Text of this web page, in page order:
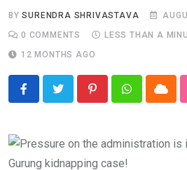
BYSURENDRA SHRIVASTAVA
0 COMMENTS LESS THAN A
12 MONTHS AGO
PinterestWhatsappCloud